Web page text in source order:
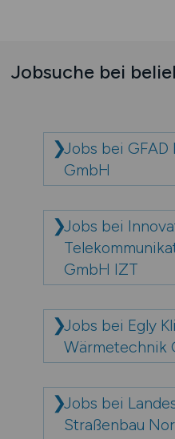
Jobsuche bei
Jobs bei GFAD
GmbH
Jobs bei
GmbH IZT
Jobs bei Egly
Wärmetechnik
Jobs bei
Straßenbau